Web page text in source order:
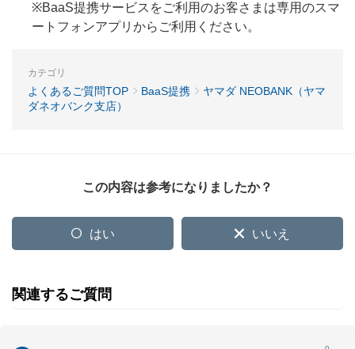
※BaaS提携サービスをご利用のお客さまは専用のスマ
ートフォンアプリからご利用ください。
カテゴリ
よくあるご質問TOP BaaS提携
ヤマダ NEOBANK（ヤマ
ダネオバンク支店）
この内容は参考になりましたか？
はい いいえ
関連するご質問